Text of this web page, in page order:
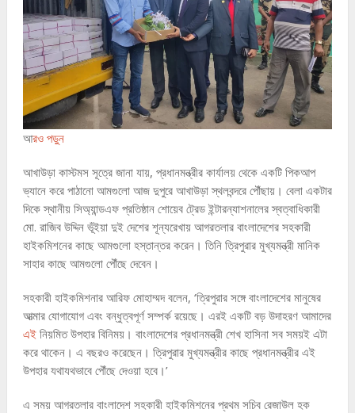
আরও পড়ুন
আখাউড়া কাস্টমস সূত্রে জানা যায়, প্রধানমন্ত্রীর কার্যালয় থেকে একটি পিকআপ
ভ্যানে করে পাঠানো আমগুলো আজ দুপুরে আখাউড়া স্থলবন্দরে পৌঁছায়। বেলা একটার
দিকে স্থানীয় সিঅ্যান্ডএফ প্রতিষ্ঠান শোয়েব ট্রেড ইন্টারন্যাশনালের স্বত্বাধিকারী
মো. রাজিব উদ্দিন ভূঁইয়া দুই দেশের শূন্যরেখায় আগরতলার বাংলাদেশের সহকারী
হাইকমিশনের কাছে আমগুলো হস্তান্তর করেন। তিনি ত্রিপুরার মুখ্যমন্ত্রী মানিক
সাহার কাছে আমগুলো পৌঁছে দেবেন।
সহকারী হাইকমিশনার আরিফ মোহাম্মদ বলেন, ‘ত্রিপুরার সঙ্গে বাংলাদেশের মানুষের
আত্মার যোগাযোগ এবং বন্ধুত্বপূর্ণ সম্পর্ক রয়েছে। এরই একটি বড় উদাহরণ আমাদের
এইনিয়মিত উপহার বিনিময়। বাংলাদেশের প্রধানমন্ত্রী শেখ হাসিনা সব সময়ই এটা
করে থাকেন। এ বছরও করেছেন। ত্রিপুরার মুখ্যমন্ত্রীর কাছে প্রধানমন্ত্রীর এই
উপহার যথাযথভাবে পৌঁছে দেওয়া হবে।’
এ সময় আগরতলার বাংলাদেশ সহকারী হাইকমিশনের প্রথম সচিব রেজাউল হক